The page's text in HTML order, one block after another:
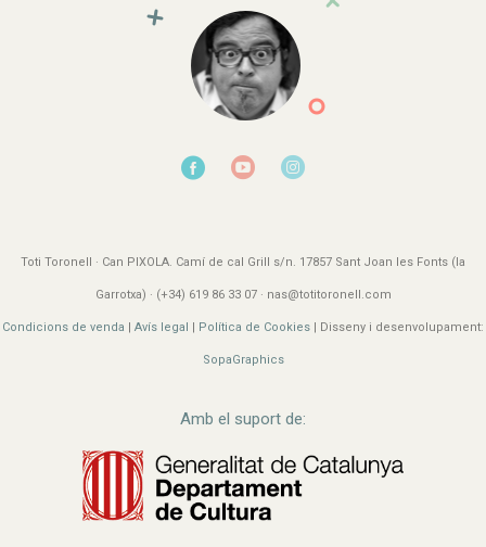
Toti Toronell · Can PIXOLA. Camí de cal Grill s/n. 17857 Sant Joan les Fonts (la
Garrotxa) · (+34) 619 86 33 07 · nas@totitoronell.com
Condicions de venda Avís legal Política de Cookies | Disseny i desenvolupament:
SopaGraphics
Amb el suport de: